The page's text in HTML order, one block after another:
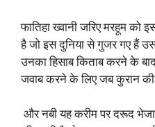
फातिहा ख्वानी जरिए मरहूम को
है जो इस दुनिया से गुजर गए हैं
उनका हिसाब किताब करने के
जवाब करने के लिए जब कुरान
और नबी यह करीम पर दरूद